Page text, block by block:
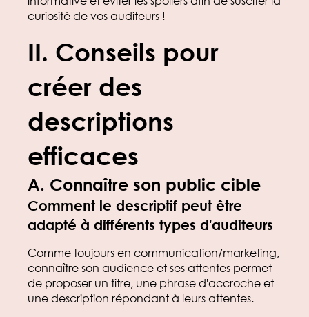
curiosité de vos auditeurs !
II. Conseils pour
créer des
descriptions
efficaces
A. Connaître son public cible
Comment le descriptif peut être
adapté à différents types d'auditeurs
Comme toujours en communication/marketing,
connaître son audience et ses attentes permet
de proposer un titre, une phrase d'accroche et
une description répondant à leurs attentes.